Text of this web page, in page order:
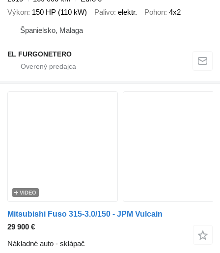
Výkon 150 HP (110 kW) Palivo elektr. Pohon 4x2
Španielsko, Malaga
EL FURGONETERO
VIDEO
Mitsubishi Fuso 315-3.0/150 - JPM Vulcain
29 900 €
Nákladné auto - sklápač